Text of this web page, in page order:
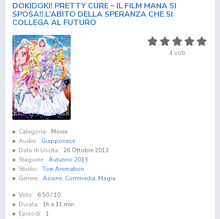
DOKIDOKI! PRETTY CURE – IL FILM MANA SI
SPOSA!! L’ABITO DELLA SPERANZA CHE SI
COLLEGA AL FUTURO
4voti
Categoria:
Movie
Audio:
Giapponese
Data di Uscita:
26 Ottobre 2013
Stagione: Autunno 2013
Studio: Toei Animation
Genere: Azione, Commedia, Magia
Voto: 6.50/ 10
Durata:
1h e 11 min
Episodi:
1